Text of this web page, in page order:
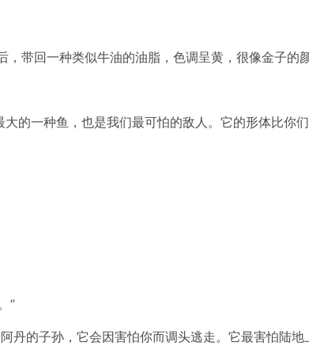
带回一种类似牛油的油脂，色调呈黄，很像金子的
大的一种鱼，也是我们最可怕的敌人。它的形体比
”
丹的子孙，它会因害怕你而调头逃走。它最害怕陆